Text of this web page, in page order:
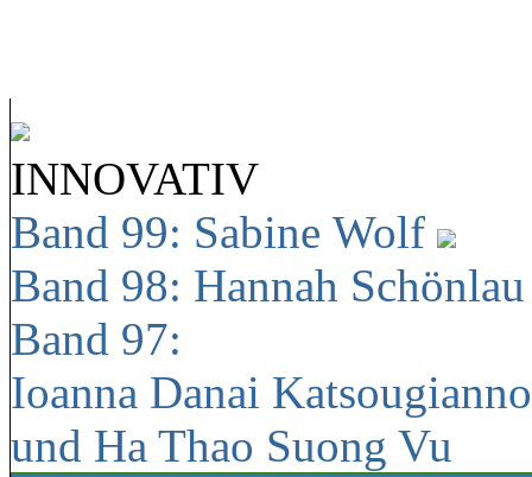
INNOVATIV
Band 99: Sabine Wolf
Band 98: Hannah
Band 97:
Ioanna Danai
und Ha Thao Suong Vu